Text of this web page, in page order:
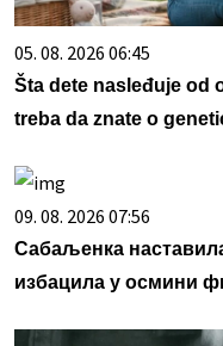
05. 08. 2026 06:45
Šta dete nasleđuje od
treba da znate o
09. 08. 2026 07:56
Сабаљенка
избацила у осмини